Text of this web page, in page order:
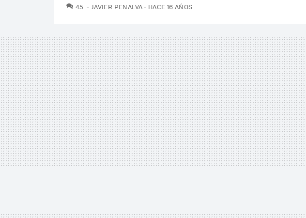
45 COMENTARIOS
JAVIER PENALVA HACE 16 AÑOS